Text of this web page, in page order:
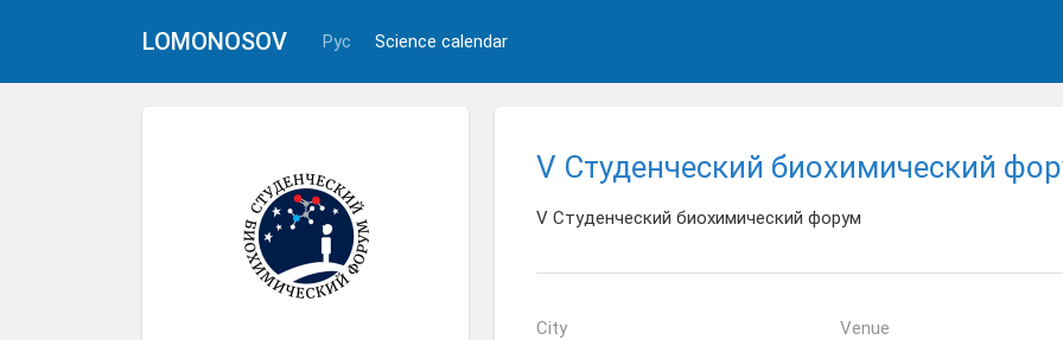
LOMONOSOV Рус Science calendar
V Студенческий биохимический
V Студенческий биохимический форум
City
Venue